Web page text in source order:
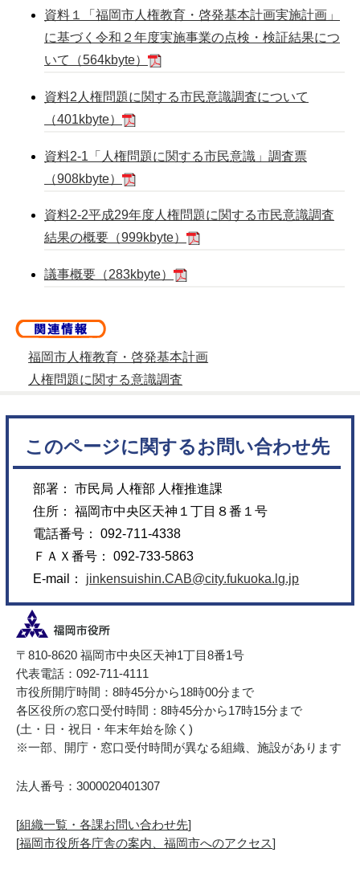
資料１「福岡市人権教育・啓発基本計画実施計画」
に基づく令和２年度実施事業の点検・検証結果につ
いて（564kbyte）
資料2人権問題に関する市民意識調査について
（401kbyte）
資料2-1「人権問題に関する市民意識」調査票
（908kbyte）
資料2-2平成29年度人権問題に関する市民意識調査
結果の概要（999kbyte）
議事概要（283kbyte）
福岡市人権教育・啓発基本計画
人権問題に関する意識調査
このページに関するお問い合わせ先
部署： 市民局 人権部 人権推進課
住所： 福岡市中央区天神１丁目８番１号
電話番号： 092-711-4338
ＦＡＸ番号： 092-733-5863
E-mail： jinkensuishin.CAB@city.fukuoka.lg.jp
〒810-8620 福岡市中央区天神1丁目8番1号
代表電話：092-711-4111
市役所開庁時間：8時45分から18時00分まで
各区役所の窓口受付時間：8時45分から17時15分まで
(土・日・祝日・年末年始を除く)
※一部、開庁・窓口受付時間が異なる組織、施設があります
法人番号：3000020401307
[組織一覧・各課お問い合わせ先]
[福岡市役所各庁舎の案内、福岡市へのアクセス]